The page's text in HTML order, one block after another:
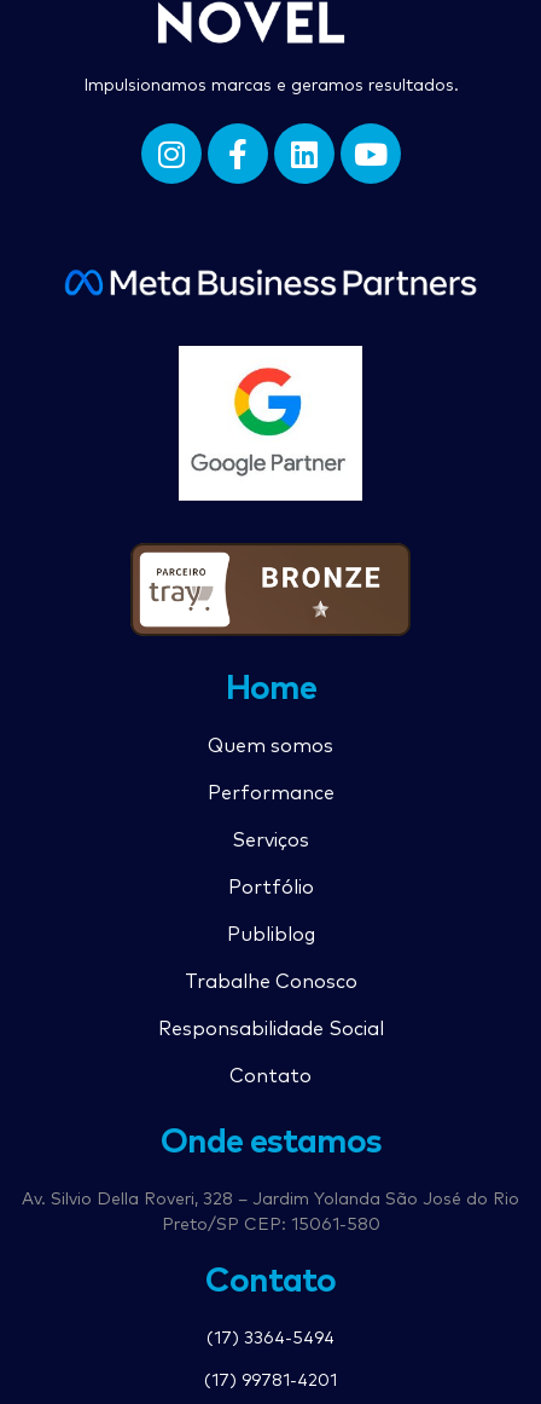
Impulsionamos marcas e geramos resultados.
Home
Quem somos
Performance
Serviços
Portfólio
Publiblog
Trabalhe Conosco
Responsabilidade Social
Contato
Onde estamos
Av. Silvio Della Roveri, 328 – Jardim Yolanda São José do Rio
Preto/SP CEP: 15061-580
Contato
(17) 3364-5494
(17) 99781-4201